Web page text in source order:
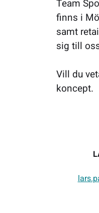
Team
finns i
samt
sig till
Vill du
koncept.